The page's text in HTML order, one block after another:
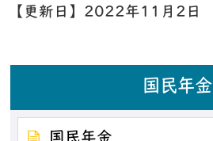
【更新日】 2022年11月2日
国民年金